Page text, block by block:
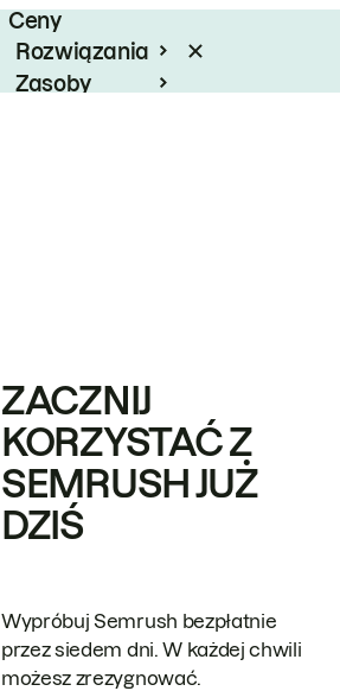
Ceny
Rozwiązania
Zasoby
ZACZNIJ
KORZYSTAĆ Z
SEMRUSH JUŻ
DZIŚ
Wypróbuj Semrush bezpłatnie
przez siedem dni. W każdej chwili
możesz zrezygnować.